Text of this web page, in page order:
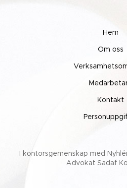
Hem
Om oss
Kontakt
I kontorsgemenskap med
Advokat Sadaf